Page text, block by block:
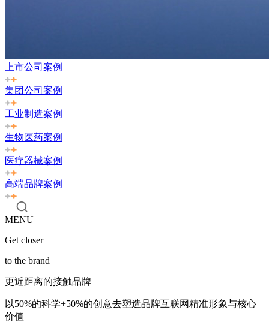
上市公司案例
集团公司案例
工业制造案例
生物医药案例
医疗器械案例
高端品牌案例
MENU
Get closer
to the brand
更近距离的接触品牌
以50%的科学+50%的创意去塑造品牌互联网精准形象与核心
价值